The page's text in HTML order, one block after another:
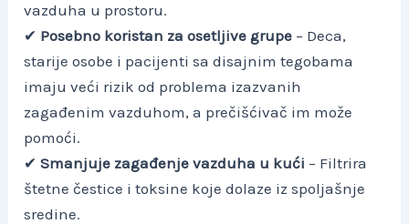
vazduha u prostoru.
✔ Posebno koristan za osetljive grupe – Deca,
starije osobe i pacijenti sa disajnim tegobama
imaju veći rizik od problema izazvanih
zagađenim vazduhom, a prečišćivač im može
pomoći.
✔Smanjuje zagađenje vazduha u kući – Filtrira
štetne čestice i toksine koje dolaze iz spoljašnje
sredine.